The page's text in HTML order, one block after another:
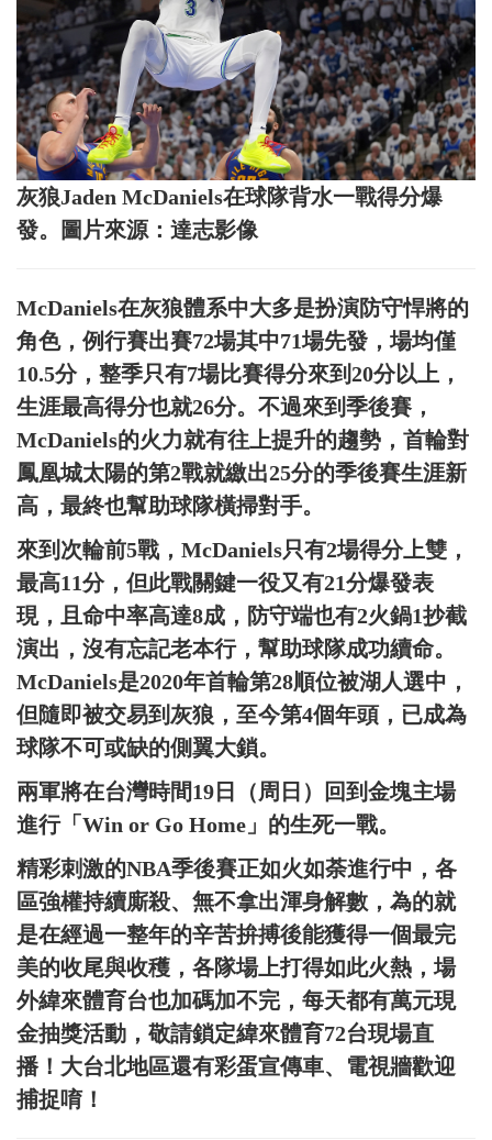
灰狼Jaden McDaniels在球隊背水一戰得分爆
發。圖片來源：達志影像
McDaniels在灰狼體系中大多是扮演防守悍將的
角色，例行賽出賽72場其中71場先發，場均僅
10.5分，整季只有7場比賽得分來到20分以上，
生涯最高得分也就26分。不過來到季後賽，
McDaniels的火力就有往上提升的趨勢，首輪對
鳳凰城太陽的第2戰就繳出25分的季後賽生涯新
高，最終也幫助球隊橫掃對手。
來到次輪前5戰，McDaniels只有2場得分上雙，
最高11分，但此戰關鍵一役又有21分爆發表
現，且命中率高達8成，防守端也有2火鍋1抄截
演出，沒有忘記老本行，幫助球隊成功續命。
McDaniels是2020年首輪第28順位被湖人選中，
但隨即被交易到灰狼，至今第4個年頭，已成為
球隊不可或缺的側翼大鎖。
兩軍將在台灣時間19日（周日）回到金塊主場
進行「Win or Go Home」的生死一戰。
精彩刺激的NBA季後賽正如火如荼進行中，各
區強權持續廝殺、無不拿出渾身解數，為的就
是在經過一整年的辛苦拚搏後能獲得一個最完
美的收尾與收穫，各隊場上打得如此火熱，場
外緯來體育台也加碼加不完，每天都有萬元現
金抽獎活動，敬請鎖定緯來體育72台現場直
播！大台北地區還有彩蛋宣傳車、電視牆歡迎
捕捉唷！